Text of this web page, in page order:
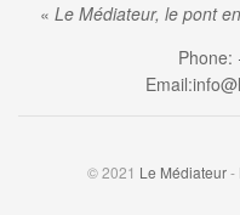
« Le Médiateur, le pont
Phone:
© 2021 Le Médiateur-